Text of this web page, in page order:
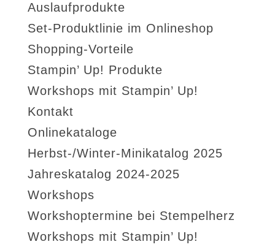
Auslaufprodukte
Set-Produktlinie im Onlineshop
Shopping-Vorteile
Stampin’ Up! Produkte
Workshops mit Stampin’ Up!
Kontakt
Onlinekataloge
Herbst-/Winter-Minikatalog 2025
Jahreskatalog 2024-2025
Workshops
Workshoptermine bei Stempelherz
Workshops mit Stampin’ Up!